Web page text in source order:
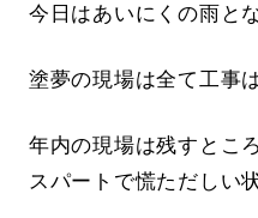
今日はあいにくの雨と
塗夢の現場は全て工事
年内の現場は残すとこ
スパートで慌ただしい